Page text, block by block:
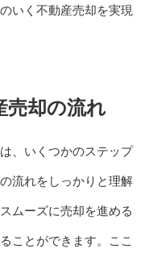
いく不動産売却を実現
売却の流れ
、いくつかのステップ
流れをしっかりと理解
ムーズに売却を進める
ことができます。ここ